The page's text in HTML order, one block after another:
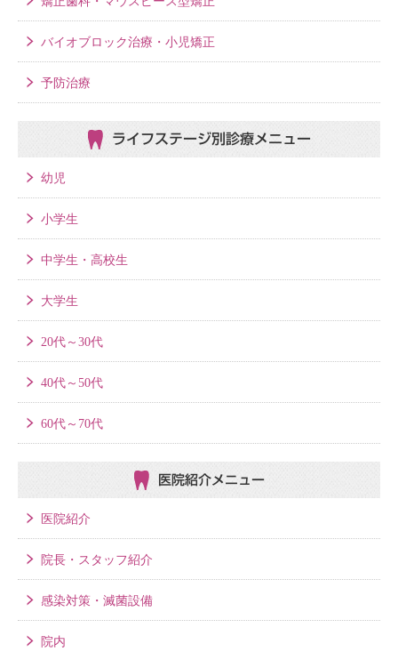
バイオブロック治療・小児矯正
予防治療
ライフステージ別 診療メニュー
幼児
小学生
中学生・高校生
大学生
20代～30代
40代～50代
60代～70代
医院紹介メニュー
医院紹介
院長・スタッフ紹介
感染対策・滅菌設備
院内